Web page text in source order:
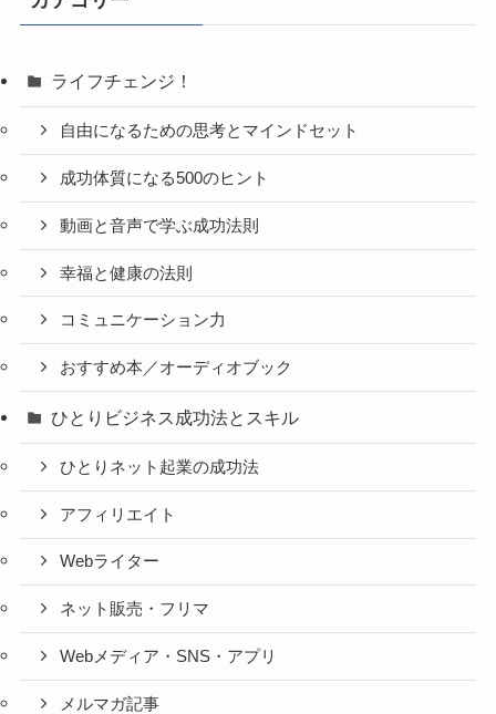
ライフチェンジ！
自由になるための思考とマインドセット
成功体質になる500のヒント
動画と音声で学ぶ成功法則
幸福と健康の法則
コミュニケーション力
おすすめ本／オーディオブック
ひとりビジネス成功法とスキル
ひとりネット起業の成功法
アフィリエイト
Webライター
ネット販売・フリマ
Webメディア・SNS・アプリ
メルマガ記事